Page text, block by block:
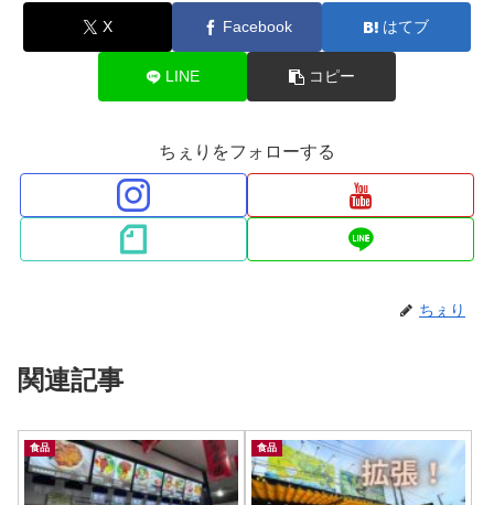
X Facebook はてブ
LINE コピー
ちぇりをフォローする
ちぇり
関連記事
食品 食品